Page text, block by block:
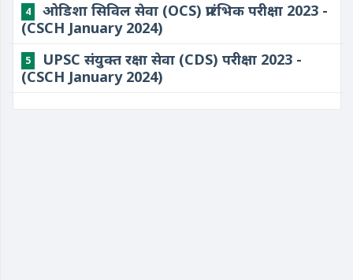
4
ओडिशा सिविल सेवा (OCS) प्रारंभिक परीक्षा 2023 -
(CSCH January 2024)
5
UPSC संयुक्त रक्षा सेवा (CDS) परीक्षा 2023 -
(CSCH January 2024)